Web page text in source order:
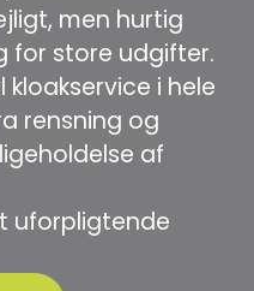
men hurtig
for store udgifter.
i hele
rensning og
af
uforpligtende